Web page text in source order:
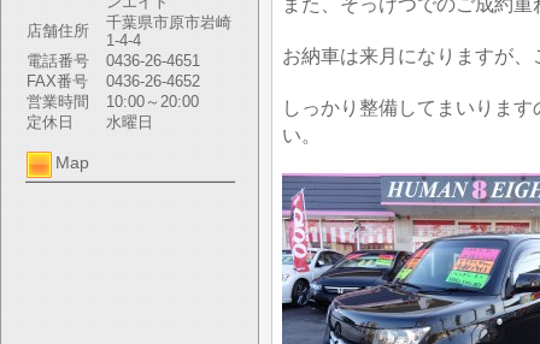
店舗住所
千葉県市原市岩崎
1-4-4
電話番号
0436-26-4651
FAX番号
0436-26-4652
営業時間
10:00～20:00
定休日
水曜日
Map
お納車は来月になりますが
しっかり整備してまいりま
い。